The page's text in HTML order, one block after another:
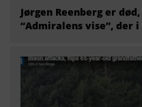
Jørgen Reenberg er
“Admiralens vise”, der